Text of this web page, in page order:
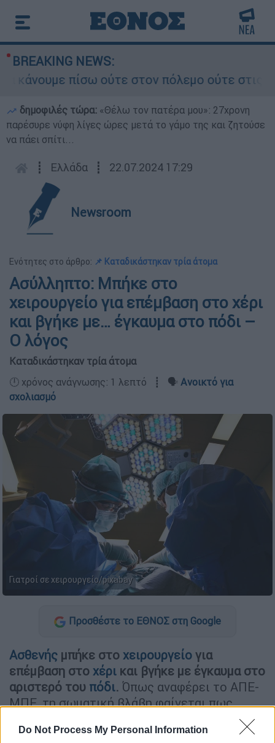
Do Not Process My Personal Information
BREAKING NEWS:
πίσω ούτε στον πόλεμο ούτε στις
δημοφιλές τώρα: «Θέλω τον πατέρα μου»: 27χρονη
παρέσυρε νύφη λίγες ώρες μετά το γάμο της και ζητούσε
να πάει σπίτι...
┋ Ελλάδα ┋ 22.07.2024 17:29
Newsroom
Ενότητες στο άρθρο: 📌 Καταδικάστηκαν τρία άτομα
Ασύλληπτο: Μπήκε στο
χειρουργείο για επέμβαση στο χέρι
και βγήκε με… έγκαυμα στο πόδι –
Ο λόγος
Καταδικάστηκαν τρία άτομα
🕛 χρόνος ανάγνωσης: 1 λεπτό ┋ 🗣️ Ανοικτό για
σχολιασμό
Γιατροί σε χειρουργείο/pixabay
Προσθέστε το ΕΘΝΟΣ στη Google
Ασθενής μπήκε στο χειρουργείο για
επέμβαση στο χέρι και βγήκε με έγκαυμα στο
αριστερό του πόδι. Όπως αναφέρει το ΑΠΕ-
ΜΠΕ, τη σωματική βλάβη φαίνεται πως
μία ελαττωματική θερμαινόμενη
κουβέρτα, που τοποθετήθηκε στον νεαρό